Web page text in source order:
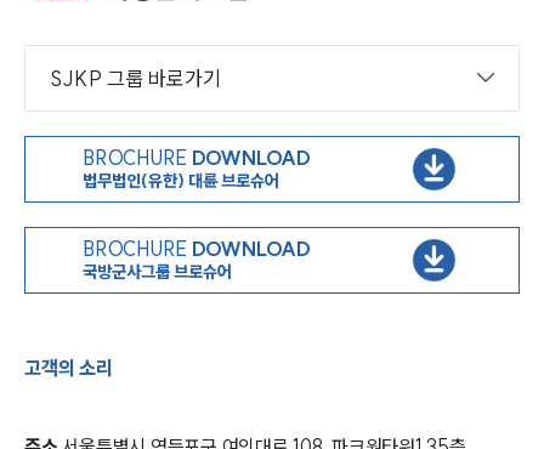
SJKP 그룹 바로가기
BROCHURE DOWNLOAD
법무법인(유한) 대륜 브로슈어
BROCHURE DOWNLOAD
국방군사그룹 브로슈어
고객의 소리